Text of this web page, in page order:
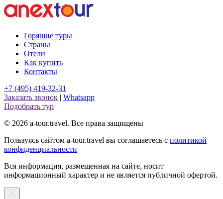
Горящие туры
Страны
Отели
Как купить
Контакты
+7 (495) 419-32-31
Заказать звонок | Whatsapp
Подобрать тур
© 2026 a-tour.travel. Все права защищены
Пользуясь сайтом a-tour.travel вы соглашаетесь с политикой
конфиденциальности
Вся информация, размещенная на сайте, носит
информационный характер и не является публичной офертой.